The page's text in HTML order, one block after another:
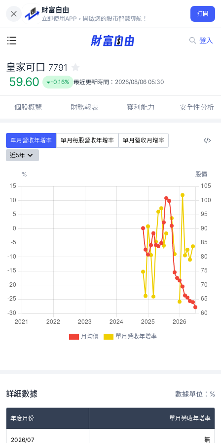
財富自由
立即使用APP，開啟您的股市智慧導航！
打開
登入
59.60
-0.16%
皇家可口 7791
59.60 -0.16% 最近更新時間： 2026/08/06 05:30
個股概覽 財務報表 獲利能力 安全性分析
單月營收年增率 單月每股營收年增率
單月營收月增率
近5年
月均價 單月營收年增率
詳細數據 數據單位：%
年度月份 單月營收年增率
2026/07 無